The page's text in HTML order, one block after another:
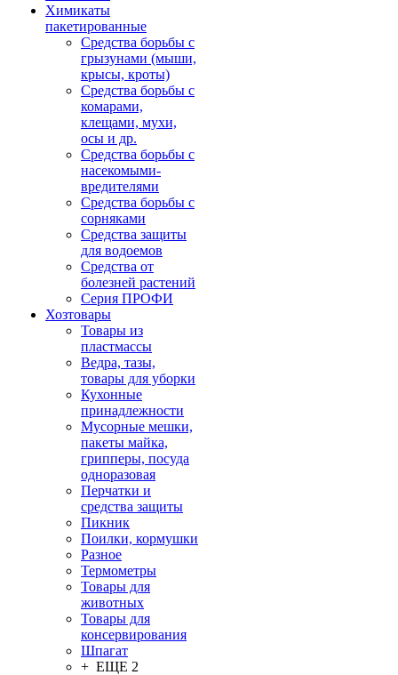
Химикаты
пакетированные
Средства борьбы с
грызунами (мыши,
крысы, кроты)
Средства борьбы с
комарами,
клещами, мухи,
осы и др.
Средства борьбы с
насекомыми-
вредителями
Средства борьбы с
сорняками
Средства защиты
для водоемов
Средства от
болезней растений
Серия ПРОФИ
Хозтовары
Товары из
пластмассы
Ведра, тазы,
товары для уборки
Кухонные
принадлежности
Мусорные мешки,
пакеты майка,
грипперы, посуда
одноразовая
Перчатки и
средства защиты
Пикник
Поилки, кормушки
Разное
Термометры
Товары для
животных
Товары для
консервирования
Шпагат
+ ЕЩЕ 2